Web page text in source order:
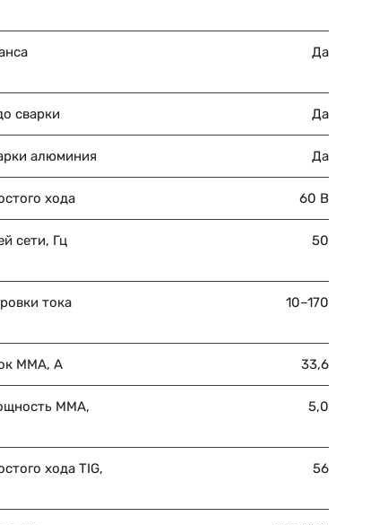
Да
сварки Да
алюминия Да
хода 60 В
сети, Гц 50
тока
10–170
MMA, А 33,6
MMA,
5,0
хода TIG,
56